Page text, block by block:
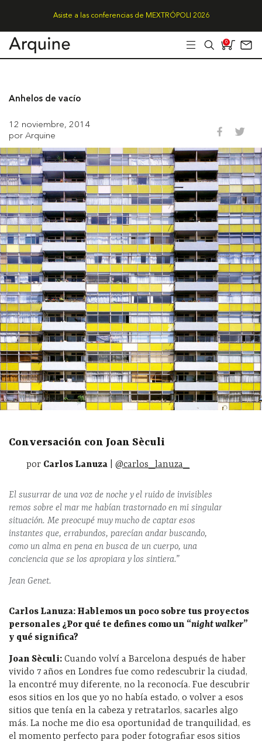
Asiste a las conferencias de MEXTRÓPOLI 2026
0
Anhelos de vacío
12 noviembre, 2014
por Arquine
Conversación con Joan Sèculi
por Carlos Lanuza @carlos_lanuza_
El susurrar de una voz de noche y el ruido de invisibles
remos sobre el mar me habían trastornado en mi singular
situación. Me preocupé muy mucho de captar esos
instantes que, errabundos, parecían andar buscando,
como un alma en pena en busca de un cuerpo, una
conciencia que se los apropiara y los sintiera.”
Jean Genet.
Carlos Lanuza: Hablemos un poco sobre tus proyectos
personales ¿Por qué te defines como un “night walker”
y qué significa?
Joan Sèculi: Cuando volví a Barcelona después de haber
vivido 7 años en Londres fue como redescubrir la ciudad,
la encontré muy diferente, no la reconocía. Fue descubrir
esos sitios en los que yo no había estado, o volver a esos
sitios que tenía en la cabeza y retratarlos, sacarles algo
más. La noche me dio esa oportunidad de tranquilidad, es
el momento perfecto para poder fotografiar esos sitios